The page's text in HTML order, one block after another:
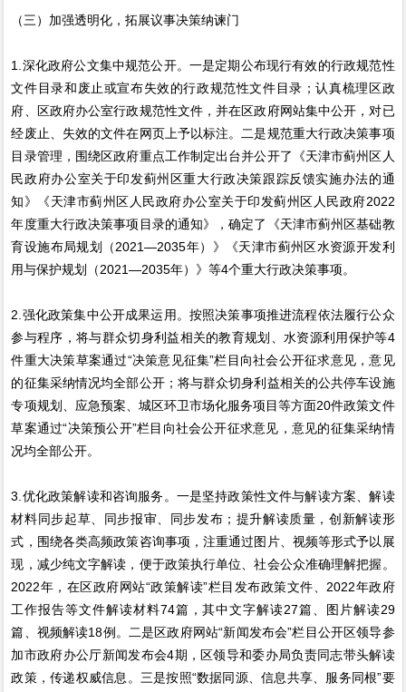
（三）加强透明化，拓展议事决策纳谏门
1.深化政府公文集中规范公开。一是定期公布现行有效的行政规范性
文件目录和废止或宣布失效的行政规范性文件目录；认真梳理区政
府、区政府办公室行政规范性文件，并在区政府网站集中公开，对已
经废止、失效的文件在网页上予以标注。二是规范重大行政决策事项
目录管理，围绕区政府重点工作制定出台并公开了《天津市蓟州区人
民政府办公室关于印发蓟州区重大行政决策跟踪反馈实施办法的通
知》《天津市蓟州区人民政府办公室关于印发蓟州区人民政府2022
年度重大行政决策事项目录的通知》，确定了《天津市蓟州区基础教
育设施布局规划（2021—2035年）》《天津市蓟州区水资源开发利
用与保护规划（2021—2035年）》等4个重大行政决策事项。
2.强化政策集中公开成果运用。按照决策事项推进流程依法履行公众
参与程序，将与群众切身利益相关的教育规划、水资源利用保护等4
件重大决策草案通过“决策意见征集”栏目向社会公开征求意见，意见
的征集采纳情况均全部公开；将与群众切身利益相关的公共停车设施
专项规划、应急预案、城区环卫市场化服务项目等方面20件政策文件
草案通过“决策预公开”栏目向社会公开征求意见，意见的征集采纳情
况均全部公开。
3.优化政策解读和咨询服务。一是坚持政策性文件与解读方案、解读
材料同步起草、同步报审、同步发布；提升解读质量，创新解读形
式，围绕各类高频政策咨询事项，注重通过图片、视频等形式予以展
现，减少纯文字解读，便于政策执行单位、社会公众准确理解把握。
2022年，在区政府网站“政策解读”栏目发布政策文件、2022年政府
工作报告等文件解读材料74篇，其中文字解读27篇、图片解读29
篇、视频解读18例。二是区政府网站“新闻发布会”栏目公开区领导参
加市政府办公厅新闻发布会4期，区领导和委办局负责同志带头解读
政策，传递权威信息。三是按照“数据同源、信息共享、服务同根”要